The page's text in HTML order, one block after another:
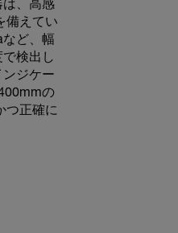
は、高感
備えてい
など、幅
検出し
ンジケー
の
つ正確に